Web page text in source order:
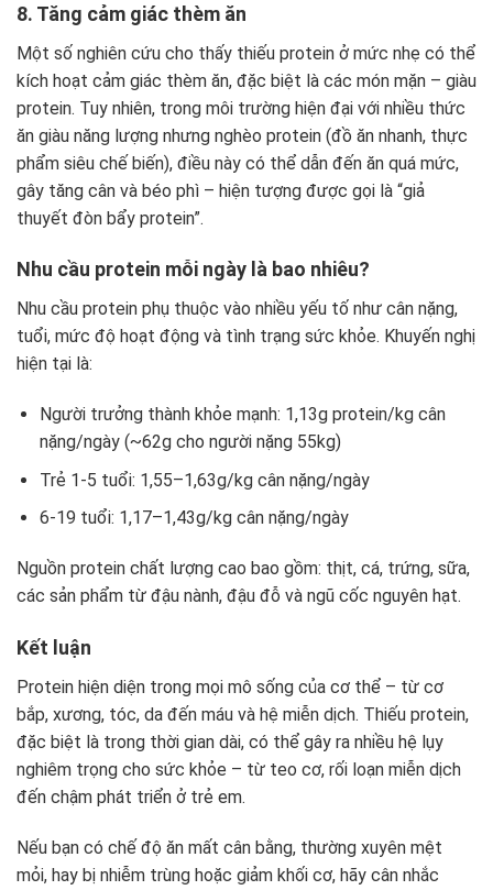
8. Tăng cảm giác thèm ăn
Một số nghiên cứu cho thấy thiếu protein ở mức nhẹ có thể
kích hoạt cảm giác thèm ăn, đặc biệt là các món mặn – giàu
protein. Tuy nhiên, trong môi trường hiện đại với nhiều thức
ăn giàu năng lượng nhưng nghèo protein (đồ ăn nhanh, thực
phẩm siêu chế biến), điều này có thể dẫn đến ăn quá mức,
gây tăng cân và béo phì – hiện tượng được gọi là “giả
thuyết đòn bẩy protein”.
Nhu cầu protein mỗi ngày là bao nhiêu?
Nhu cầu protein phụ thuộc vào nhiều yếu tố như cân nặng,
tuổi, mức độ hoạt động và tình trạng sức khỏe. Khuyến nghị
hiện tại là:
Người trưởng thành khỏe mạnh: 1,13g protein/kg cân
nặng/ngày (~62g cho người nặng 55kg)
Trẻ 1-5 tuổi: 1,55–1,63g/kg cân nặng/ngày
6-19 tuổi: 1,17–1,43g/kg cân nặng/ngày
Nguồn protein chất lượng cao bao gồm: thịt, cá, trứng, sữa,
các sản phẩm từ đậu nành, đậu đỗ và ngũ cốc nguyên hạt.
Kết luận
Protein hiện diện trong mọi mô sống của cơ thể – từ cơ
bắp, xương, tóc, da đến máu và hệ miễn dịch. Thiếu protein,
đặc biệt là trong thời gian dài, có thể gây ra nhiều hệ lụy
nghiêm trọng cho sức khỏe – từ teo cơ, rối loạn miễn dịch
đến chậm phát triển ở trẻ em.
Nếu bạn có chế độ ăn mất cân bằng, thường xuyên mệt
mỏi, hay bị nhiễm trùng hoặc giảm khối cơ, hãy cân nhắc